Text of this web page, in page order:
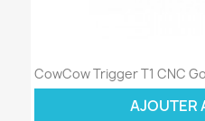
CowCow Trigger T1 CNC
AJOUTER